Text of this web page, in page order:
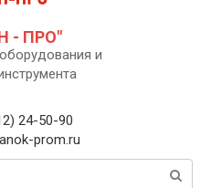
- ПРО"
и
24-50-90
prom.ru